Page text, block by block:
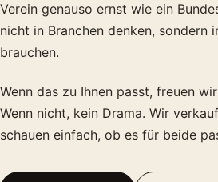
Verein genauso ernst wie ein
nicht in Branchen denken, sondern
brauchen.
Wenn das zu Ihnen passt, freuen
Wenn nicht, kein Drama. Wir
schauen einfach, ob es für beide